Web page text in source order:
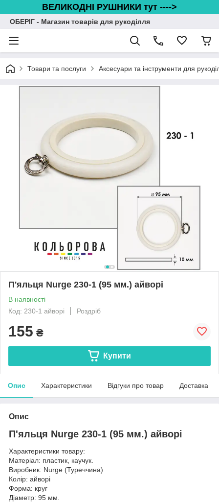
ВЕЛИКОДНІ РУШНИКИ тут ---->
ОБЕРІГ - Магазин товарів для рукоділля
Товари та послуги Аксесуари та інструменти для
П'яльця Nurge 230-1 (95 мм.) айворі
В наявності
Код: 230-1 айворі
Роздріб
155 ₴
Купити
Опис Характеристики Відгуки про товар Доставка
Опис
П'яльця Nurge 230-1 (95 мм.) айворі
Характеристики товару:
Матеріал: пластик, каучук.
Виробник: Nurge (Туреччина)
Колір: айворі
Форма: круг
Діаметр: 95 мм.